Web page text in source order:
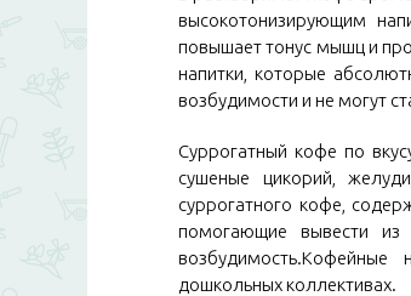
высокотонизирующим
повышает тонус мышц и
напитки, которые
возбудимости и не могут
Суррогатный кофе по
сушеные цикорий,
суррогатного кофе,
помогающие вывести из
возбудимость.Кофейные
дошкольных коллективах.